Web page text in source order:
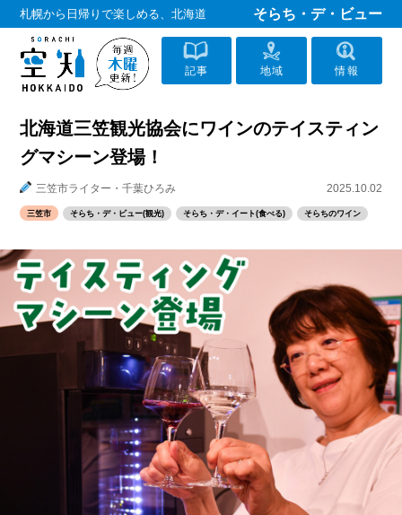
札幌から日帰りで楽しめる、北海道 そらち・デ・ビュー
記事 地域 情報
北海道三笠観光協会にワインのテイスティン
グマシーン登場！
三笠市ライター・千葉ひろみ 2025.10.02
三笠市 そらち・デ・ビュー(観光) そらち・デ・イート(食べる) そらちのワイン